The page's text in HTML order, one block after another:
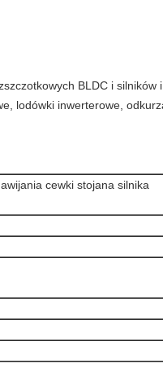
BLDC i
lodówki inwerterowe,
cewki stojana silnika